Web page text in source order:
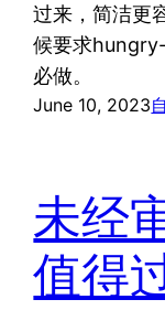
过来，简洁更
候要求
必做。
June 10, 2023
未经
值得